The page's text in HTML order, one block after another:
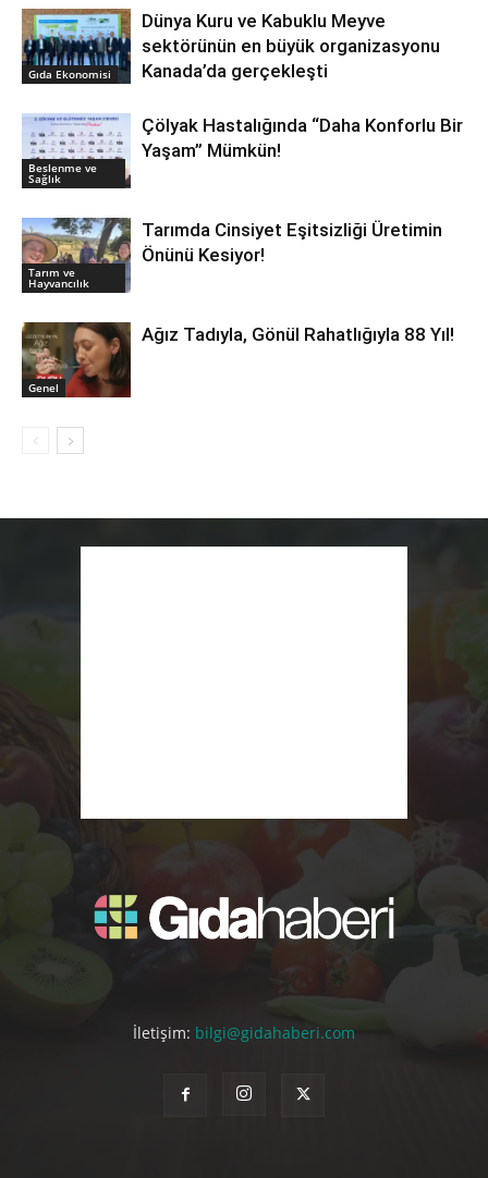
Gıda Ekonomisi
Dünya Kuru ve Kabuklu Meyve
sektörünün en büyük organizasyonu
Kanada’da gerçekleşti
Beslenme ve
Sağlık
Çölyak Hastalığında “Daha Konforlu Bir
Yaşam” Mümkün!
Tarım ve
Hayvancılık
Tarımda Cinsiyet Eşitsizliği Üretimin
Önünü Kesiyor!
Genel
Ağız Tadıyla, Gönül Rahatlığıyla 88 Yıl!
İletişim: bilgi@gidahaberi.com